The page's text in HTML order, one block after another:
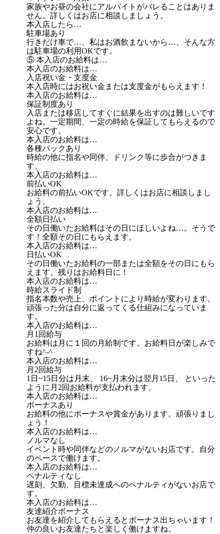
家族やお昼の会社にアルバイトがバレることはありま
せん。詳しくはお店に相談しましょう。
本入店したら…
駐車場あり
行きだけ車で…、私はお酒飲まないから…、そんな方
は駐車場の利用OKです。
⑤ 本入店のお給料は…
本入店のお給料は…
入店祝い金・支度金
本入店時にはお祝い金または支度金がもらえます！
本入店のお給料は…
保証制度あり
入店または移店してすぐに結果を出すのは難しいです
よね。一定期間、一定の時給を保証してもらえるので
安心です。
本入店のお給料は…
各種バックあり
時給の他に指名や同伴、ドリンク等に歩合がつきま
す。
本入店のお給料は…
前払いOK
お給料の前払いOKです。詳しくはお店に相談しまし
ょう。
本入店のお給料は…
全額日払い
その日働いたお給料はその日にほしいよね…。そうで
す！全額その日にもらえます。
本入店のお給料は…
日払いOK
その日働いたお給料の一部または全額をその日にもら
えます。残りはお給料日に！
本入店のお給料は…
時給スライド制
指名本数や売上、ポイントにより時給が変わります。
頑張った分は自分に返ってくる仕組みになっていま
す。
本入店のお給料は…
月1回給与
お給料は月に１回の月給制です。お給料日が楽しみで
すね^-^
本入店のお給料は…
月2回給与
1日~15日分は月末、 16~月末分は翌月15日、 といった
ように月2回お給料が支払われます。
本入店のお給料は…
ボーナスあり
お給料の他にボーナスや賞金があります。頑張りまし
ょう！
本入店のお給料は…
ノルマなし
イベント時や同伴などのノルマがないお店です。自分
のペースで働けます。
本入店のお給料は…
ペナルティなし
遅刻、欠勤、目標未達成へのペナルティがないお店で
す。
本入店のお給料は…
友達紹介ボーナス
お友達を紹介してもらえるとボーナス出ちゃいます！
仲の良いお友達たちと楽しく働けますね。